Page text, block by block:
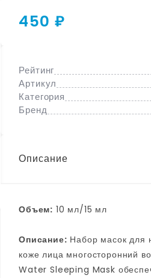
450 ₽
Рейтинг
Артикул
Категория
Бренд
Описание
Объем: 10 мл/15 мл
Описание:
коже лица многосторонний
Water Sleeping Mask